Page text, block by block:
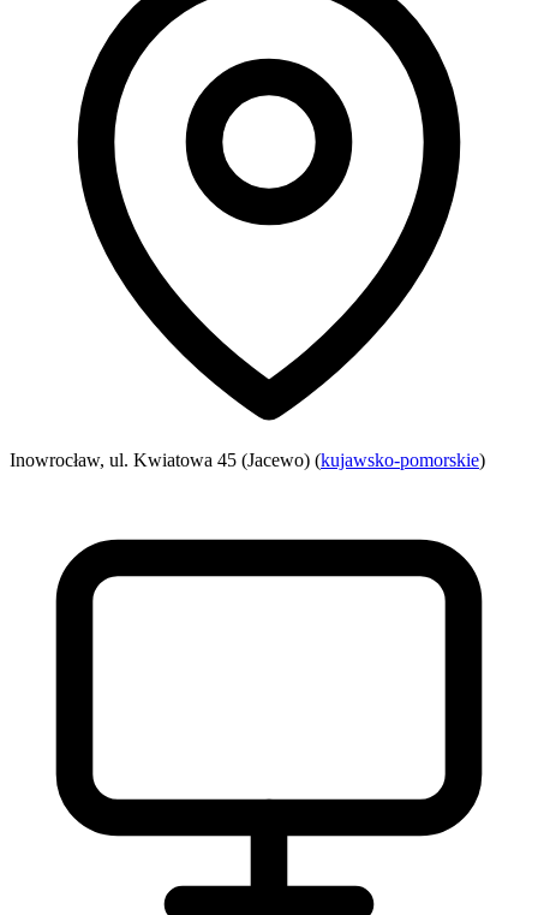
Inowrocław, ul. Kwiatowa 45 (Jacewo) (kujawsko-pomorskie)